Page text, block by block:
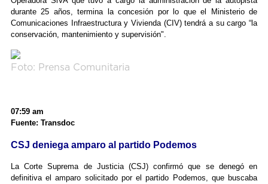
durante 25 años, termina la concesión por lo que el Ministerio de
Comunicaciones Infraestructura y Vivienda (CIV) tendrá a su cargo “la
conservación, mantenimiento y supervisión".
Foto: Prensa Comunitaria
07:59 am
Fuente: Transdoc
CSJ deniega amparo al partido Podemos
La Corte Suprema de Justicia (CSJ) confirmó que se denegó en
definitiva el amparo solicitado por el partido Podemos, que buscaba